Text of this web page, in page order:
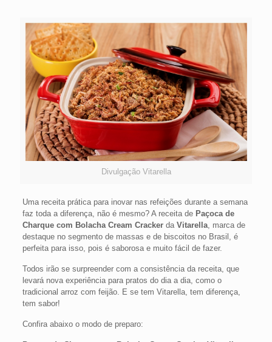
Divulgação Vitarella
Uma receita prática para inovar nas refeições durante a semana
faz toda a diferença, não é mesmo? A receita de Paçoca de
Charque com Bolacha Cream Crackerda Vitarella, marca de
destaque no segmento de massas e de biscoitos no Brasil, é
perfeita para isso, pois é saborosa e muito fácil de fazer.
Todos irão se surpreender com a consistência da receita, que
levará nova experiência para pratos do dia a dia, como o
tradicional arroz com feijão. E se tem Vitarella, tem diferença,
tem sabor!
Confira abaixo o modo de preparo: